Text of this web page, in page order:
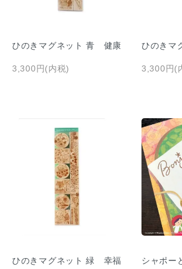
ひのきマグネット 青 健康
3,300円(内税)
ひのきマ
3,300円(
ひのきマグネット 緑 幸福
シャポー